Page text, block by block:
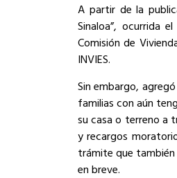
A partir de la
Sinaloa”, ocurrida
Comisión de
INVIES.
Sin embargo,
familias con aún
su casa o terreno a
y recargos
trámite que
en breve.